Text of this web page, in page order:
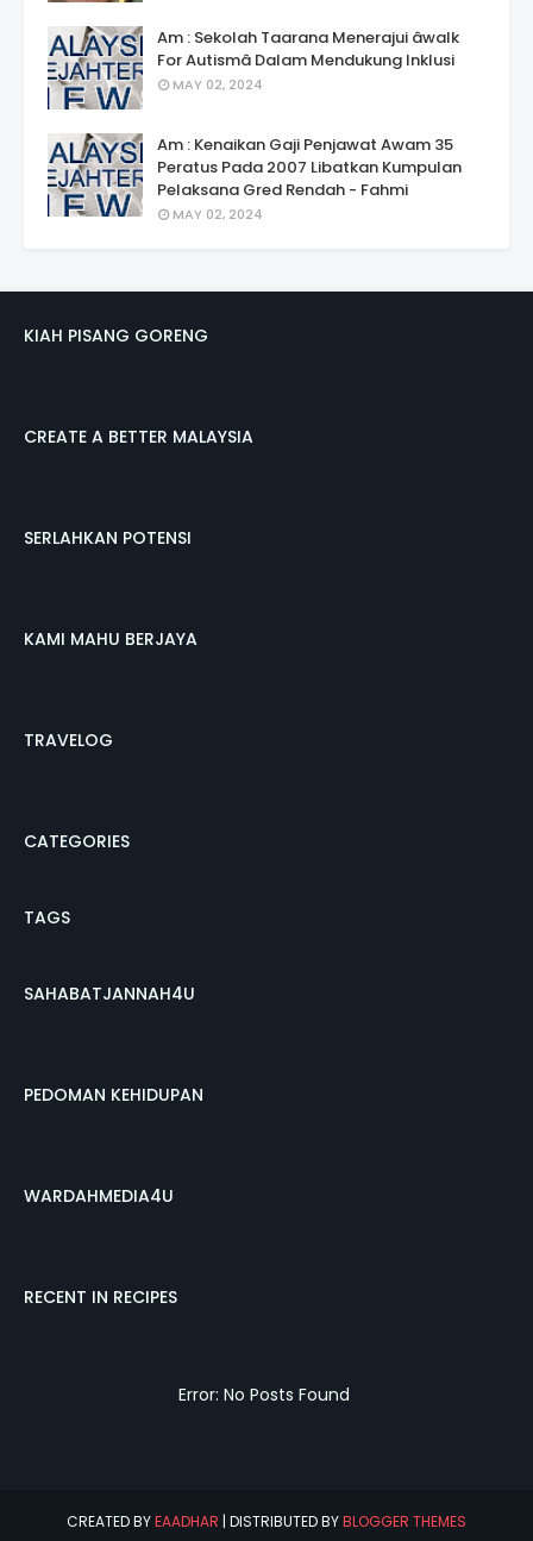
Am : Sekolah Taarana Menerajui âwalk
For Autismâ Dalam Mendukung Inklusi
MAY 02, 2024
Am : Kenaikan Gaji Penjawat Awam 35
Peratus Pada 2007 Libatkan Kumpulan
Pelaksana Gred Rendah - Fahmi
MAY 02, 2024
KIAH PISANG GORENG
CREATE A BETTER MALAYSIA
SERLAHKAN POTENSI
KAMI MAHU BERJAYA
TRAVELOG
CATEGORIES
TAGS
SAHABATJANNAH4U
PEDOMAN KEHIDUPAN
WARDAHMEDIA4U
RECENT IN RECIPES
Error: No Posts Found
CREATED BYEAADHAR | DISTRIBUTED BYBLOGGER THEMES